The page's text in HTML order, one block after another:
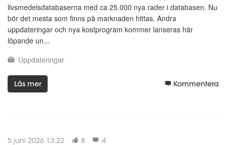
livsmedelsdatabaserna med ca 25.000 nya rader i databasen. Nu
bör det mesta som finns på marknaden hittas. Andra
uppdateringar och nya kostprogram kommer lanseras här
löpande un...
Uppdateringar
Läs mer Kommentera
5 juni 2026 13:22 8 4